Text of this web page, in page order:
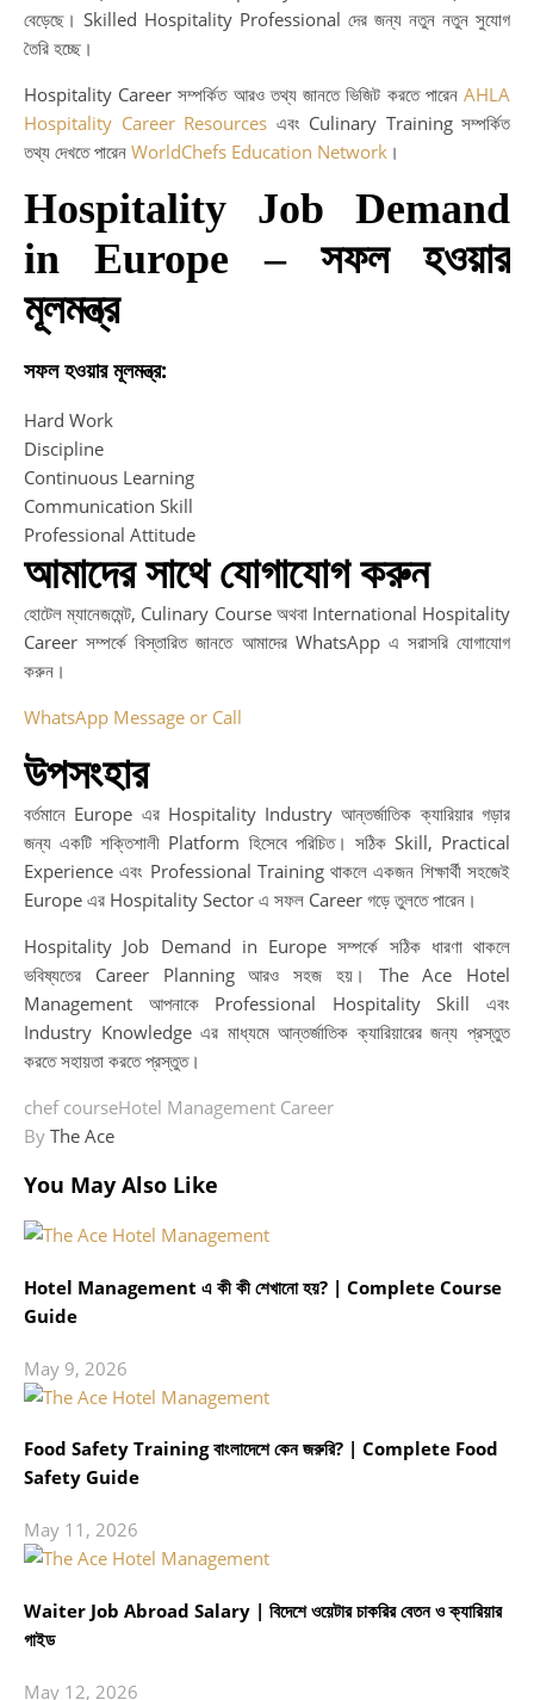
বেড়েছে। Skilled Hospitality Professional দের জন্য নতুন নতুন সুযোগ
তৈরি হচ্ছে।
Hospitality Career সম্পর্কিত আরও তথ্য জানতে ভিজিট করতে পারেন AHLA
Hospitality Career Resources এবং Culinary Training সম্পর্কিত
তথ্য দেখতে পারেন WorldChefs Education Network ।
Hospitality Job Demand
in Europe – সফল হওয়ার
মূলমন্ত্র
সফল হওয়ার মূলমন্ত্র:
Hard Work
Discipline
Continuous Learning
Communication Skill
Professional Attitude
আমাদের সাথে যোগাযোগ করুন
হোটেল ম্যানেজমেন্ট, Culinary Course অথবা International Hospitality
Career সম্পর্কে বিস্তারিত জানতে আমাদের WhatsApp এ সরাসরি যোগাযোগ
করুন।
WhatsApp Message or Call
উপসংহার
বর্তমানে Europe এর Hospitality Industry আন্তর্জাতিক ক্যারিয়ার গড়ার
জন্য একটি শক্তিশালী Platform হিসেবে পরিচিত। সঠিক Skill, Practical
Experience এবং Professional Training থাকলে একজন শিক্ষার্থী সহজেই
Europe এর Hospitality Sector এ সফল Career গড়ে তুলতে পারেন।
Hospitality Job Demand in Europe সম্পর্কে সঠিক ধারণা থাকলে
ভবিষ্যতের Career Planning আরও সহজ হয়। The Ace Hotel
Management আপনাকে Professional Hospitality Skill এবং
Industry Knowledge এর মাধ্যমে আন্তর্জাতিক ক্যারিয়ারের জন্য প্রস্তুত
করতে সহায়তা করতে প্রস্তুত।
chef courseHotel Management Career
By The Ace
You May Also Like
Hotel Management এ কী কী শেখানো হয়? | Complete Course
Guide
May 9, 2026
Food Safety Training বাংলাদেশে কেন জরুরি? | Complete Food
Safety Guide
May 11, 2026
Waiter Job Abroad Salary | বিদেশে ওয়েটার চাকরির বেতন ও ক্যারিয়ার
গাইড
May 12, 2026